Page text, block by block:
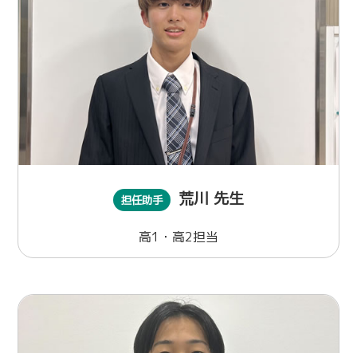
担任助手 荒川 先生
高1・高2担当